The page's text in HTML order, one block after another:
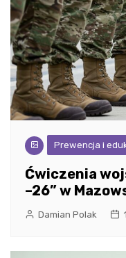
Prewencja i
Ćwiczenia
–26” w
Damian Polak